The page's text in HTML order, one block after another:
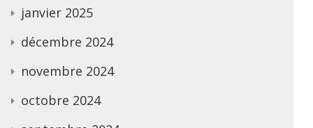
janvier 2025
décembre 2024
novembre 2024
octobre 2024